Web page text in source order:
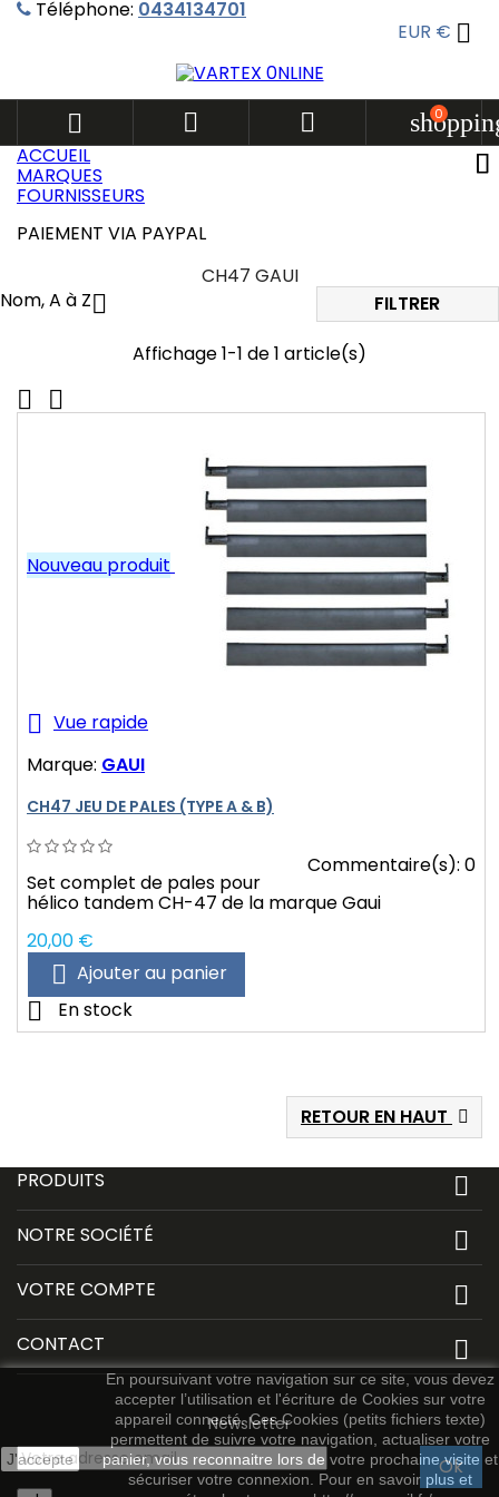
Téléphone: 0434134701
EUR € 
   0
ACCUEIL
MARQUES
FOURNISSEURS
PAIEMENT VIA PAYPAL
CH47 GAUI
Nom, A à Z
FILTRER
Affichage 1-1 de 1 article(s)
 
Nouveau produit
 Vue rapide
Marque: GAUI
CH47 JEU DE PALES (TYPE A & B)
Commentaire(s): 0
Set complet de pales pour
hélico tandem CH-47 de la marque Gaui
Prix
20,00 €
 Ajouter au panier
 En stock
RETOUR EN HAUT 
PRODUITS 
NOTRE SOCIÉTÉ 
VOTRE COMPTE 
CONTACT 
J'accepte
En poursuivant votre navigation sur ce site, vous devez
accepter l’utilisation et l'écriture de Cookies sur votre
appareil connecté. Ces Cookies (petits fichiers texte)
permettent de suivre votre navigation, actualiser votre
panier, vous reconnaitre lors de votre prochaine visite et
sécuriser votre connexion. Pour en savoir plus et
Newsletter